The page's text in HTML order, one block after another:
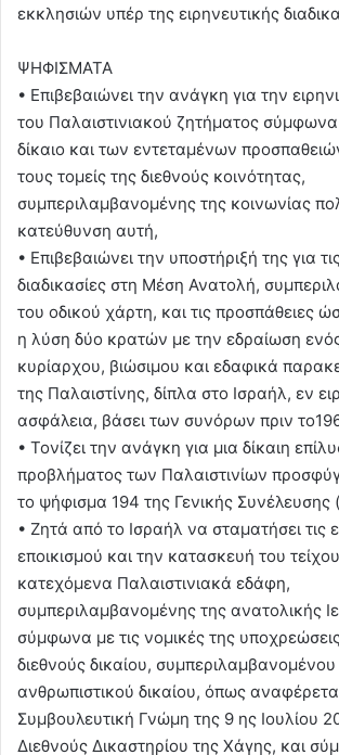
εκκλησιών υπέρ της ειρηνευτικής
ΨΗΦΙΣΜΑΤΑ
• Επιβεβαιώνει την ανάγκη για την
του Παλαιστινιακού ζητήματος σύμφωνα
δίκαιο και των εντεταμένων
τους τομείς της διεθνούς κοινότητας,
συμπεριλαμβανομένης της κοινωνίας
κατεύθυνση αυτή,
• Επιβεβαιώνει την υποστήριξή της για
διαδικασίες στη Μέση Ανατολή,
του οδικού χάρτη, και τις προσπάθειες
η λύση δύο κρατών με την εδραίωση
κυρίαρχου, βιώσιμου και εδαφικά
της Παλαιστίνης, δίπλα στο Ισραήλ, εν
ασφάλεια, βάσει των συνόρων πριν
• Τονίζει την ανάγκη για μια δίκαιη
προβλήματος των Παλαιστινίων
το ψήφισμα 194 της Γενικής Συνέλευσης
• Ζητά από το Ισραήλ να σταματήσει τις
εποικισμού και την κατασκευή του
κατεχόμενα Παλαιστινιακά εδάφη,
συμπεριλαμβανομένης της ανατολικής
σύμφωνα με τις νομικές της
διεθνούς δικαίου, συμπεριλαμβανομένου
ανθρωπιστικού δικαίου, όπως
Συμβουλευτική Γνώμη της 9 ης Ιουλίου
Διεθνούς Δικαστηρίου της Χάγης, και